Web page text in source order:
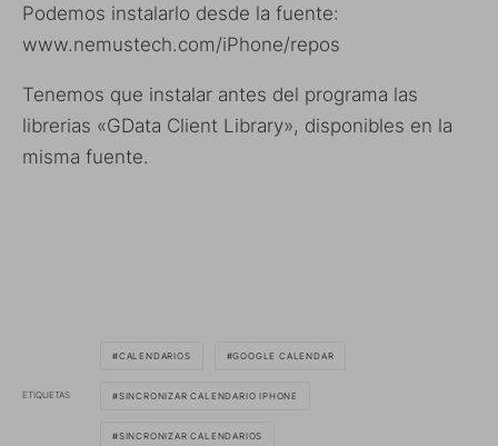
Podemos instalarlo desde la fuente:
www.nemustech.com/iPhone/repos
Tenemos que instalar antes del programa las
librerias «GData Client Library», disponibles en la
misma fuente.
ETIQUETAS
CALENDARIOS GOOGLE CALENDAR
SINCRONIZAR CALENDARIO IPHONE
SINCRONIZAR CALENDARIOS